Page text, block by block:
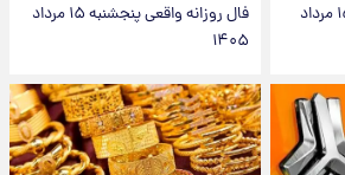
فال قهوه روزانه پنجشنبه ۱۵ مرداد
فال روزانه واقعی پنجشنبه ۱۵ مرداد
۱۴۰۵